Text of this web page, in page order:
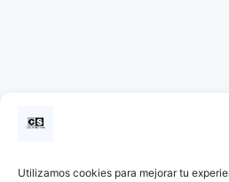
Utilizamos cookies para mejorar tu